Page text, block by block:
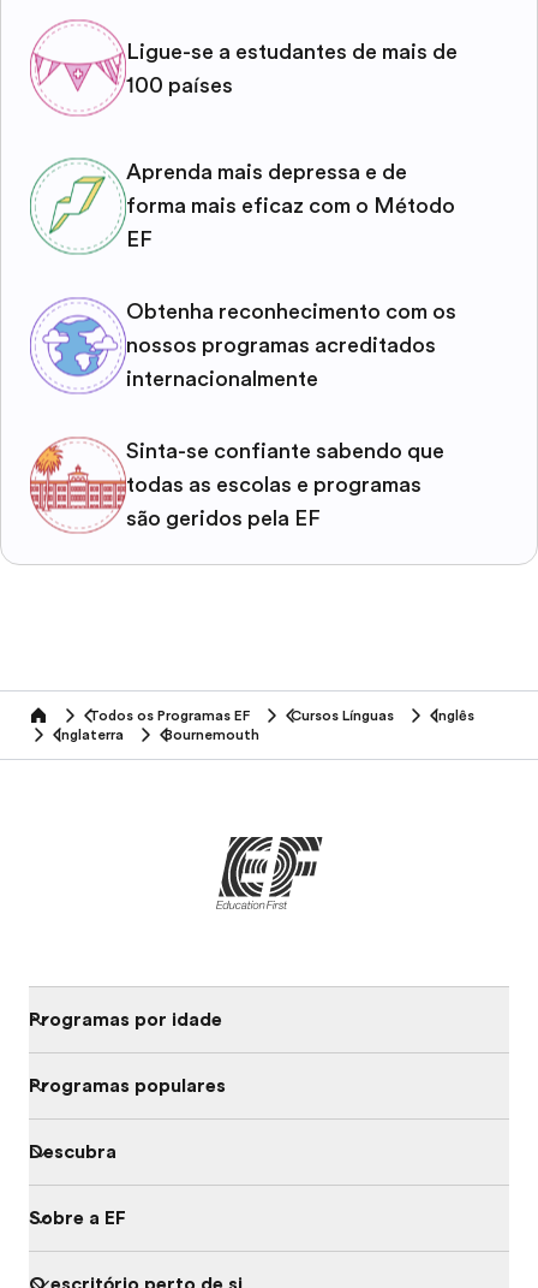
Ligue-se a estudantes de mais de
100 países
Aprenda mais depressa e de
forma mais eficaz com o Método
EF
Obtenha reconhecimento com os
nossos programas acreditados
internacionalmente
Sinta-se confiante sabendo que
todas as escolas e programas
são geridos pela EF
home Todos os Programas EF Cursos Línguas
Inglês
Inglaterra
Bournemouth
Programas por idade
Programas populares
Descubra
Sobre a EF